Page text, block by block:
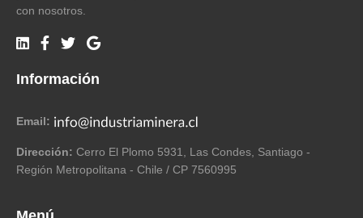
con nosotros.
Información
Email:
Dirección: Cerro El Plomo 5931, Las Condes, Santiago -
Región Metropolitana - Chile / CP 7560995